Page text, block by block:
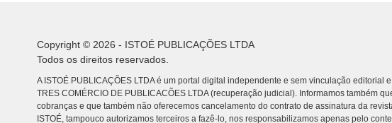
Copyright © 2026 - ISTOÉ PUBLICAÇÕES LTDA
Todos os direitos reservados.
A ISTOÉ PUBLICAÇÕES LTDA é um portal digital independente e sem vinculação editorial
TRES COMÉRCIO DE PUBLICACÕES LTDA (recuperação judicial). Informamos também
cobranças e que também não oferecemos cancelamento do contrato de assinatura da
ISTOÉ, tampouco autorizamos terceiros a fazê-lo, nos responsabilizamos apenas pelo